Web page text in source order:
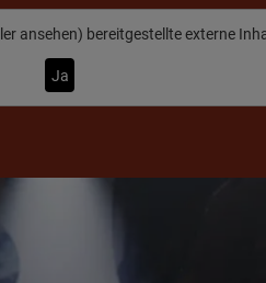
ansehen) bereitgestellte externe
Ja